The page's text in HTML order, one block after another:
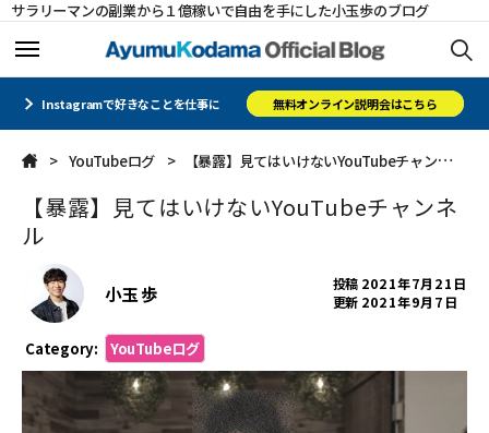
サラリーマンの副業から１億稼いで自由を手にした小玉歩のブログ
ホーム
メルマガ
コミュニティ
オフィシャルサイト
ホーム
メルマガ
コミュニティ
オフィシャルサイト
Instagramで好きなことを仕事に 無料オンライン説明会はこちら
YouTubeログ 【暴露】見てはいけないYouTubeチャンネル
【暴露】見てはいけないYouTubeチャンネ
ル
小玉 歩 投稿 2021年7月21日
更新 2021年9月7日
Category: YouTubeログ